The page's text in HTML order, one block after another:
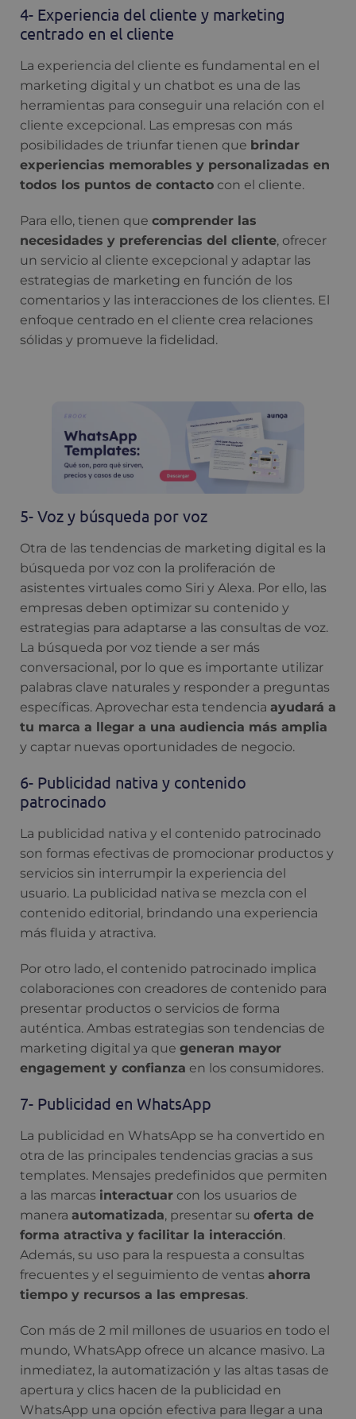
4- Experiencia del cliente y marketing
centrado en el cliente
La experiencia del cliente es fundamental en el
marketing digital y un chatbot es una de las
herramientas para conseguir una relación con el
cliente excepcional. Las empresas con más
posibilidades de triunfar tienen que brindar
experiencias memorables y personalizadas en
todos los puntos de contacto con el cliente.
Para ello, tienen que comprender las
necesidades y preferencias del cliente, ofrecer
un servicio al cliente excepcional y adaptar las
estrategias de marketing en función de los
comentarios y las interacciones de los clientes. El
enfoque centrado en el cliente crea relaciones
sólidas y promueve la fidelidad.
5- Voz y búsqueda por voz
Otra de las tendencias de marketing digital es la
búsqueda por voz con la proliferación de
asistentes virtuales como Siri y Alexa. Por ello, las
empresas deben optimizar su contenido y
estrategias para adaptarse a las consultas de voz.
La búsqueda por voz tiende a ser más
conversacional, por lo que es importante utilizar
palabras clave naturales y responder a preguntas
específicas. Aprovechar esta tendencia ayudará a
tu marca a llegar a una audiencia más amplia
y captar nuevas oportunidades de negocio.
6- Publicidad nativa y contenido
patrocinado
La publicidad nativa y el contenido patrocinado
son formas efectivas de promocionar productos y
servicios sin interrumpir la experiencia del
usuario. La publicidad nativa se mezcla con el
contenido editorial, brindando una experiencia
más fluida y atractiva.
Por otro lado, el contenido patrocinado implica
colaboraciones con creadores de contenido para
presentar productos o servicios de forma
auténtica. Ambas estrategias son tendencias de
marketing digital ya que generan mayor
engagement y confianza en los consumidores.
7- Publicidad en WhatsApp
La publicidad en WhatsApp se ha convertido en
otra de las principales tendencias gracias a sus
templates. Mensajes predefinidos que permiten
a las marcas interactuar con los usuarios de
manera automatizada, presentar su oferta de
forma atractiva y facilitar la interacción.
Además, su uso para la respuesta a consultas
frecuentes y el seguimiento de ventas ahorra
tiempo y recursos a las empresas.
Con más de 2 mil millones de usuarios en todo el
mundo, WhatsApp ofrece un alcance masivo. La
inmediatez, la automatización y las altas tasas de
apertura y clics hacen de la publicidad en
WhatsApp una opción efectiva para llegar a una